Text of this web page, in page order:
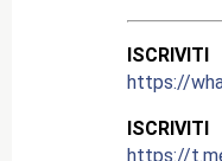
https://
https://